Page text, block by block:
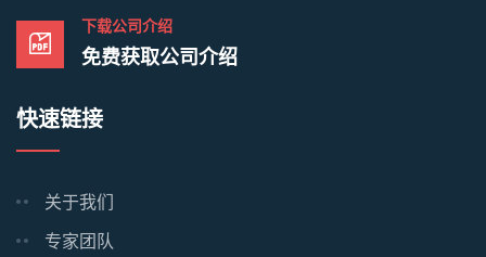
下载公司介绍
免费获取公司介绍
快速链接
关于我们
专家团队